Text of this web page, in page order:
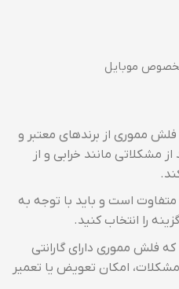
موبایل
مموری از برندهای معتبر و
مشکلاتی مانند خرابی و از
است و باید با توجه به
را انتخاب کنید.
فلش مموری دارای گارانتی
امکان تعویض یا تعمیر